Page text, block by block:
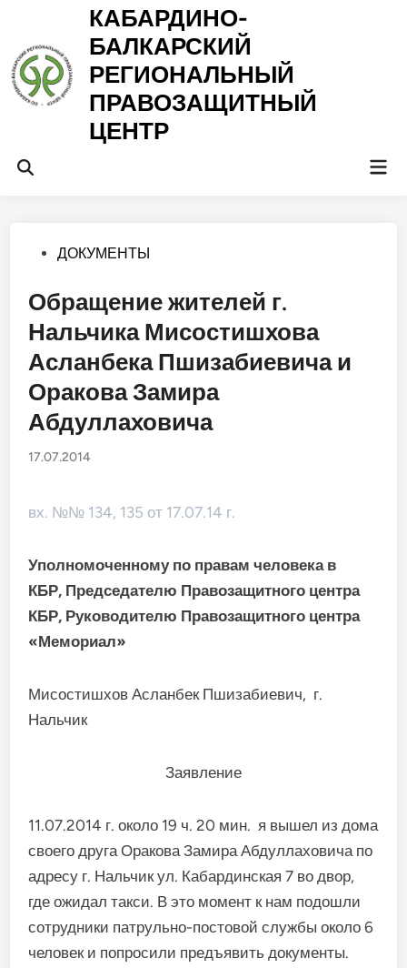
содержимому
КАБАРДИНО-
БАЛКАРСКИЙ
РЕГИОНАЛЬНЫЙ
ПРАВОЗАЩИТНЫЙ
ЦЕНТР
Открыть
Опубликовано
ДОКУМЕНТЫ
Обращение жителей г.
Нальчика Мисостишхова
Асланбека Пшизабиевича и
Оракова Замира
Абдуллаховича
17.07.2014
вх. №№ 134, 135 от 17.07.14 г.
Уполномоченному по правамчеловека в
КБР, Председателю Правозащитного центра
КБР, Руководителю Правозащитного центра
«Мемориал»
Мисостишхов Асланбек Пшизабиевич, г.
Нальчик
Заявление
11.07.2014 г. около 19 ч. 20 мин. я вышел из дома
своего друга Оракова Замира Абдуллаховича по
адресу г. Нальчик ул. Кабардинская 7 во двор,
где ожидал такси. В это момент к нам подошли
сотрудники патрульно-постовой службы около 6
человек и попросили предъявить документы.